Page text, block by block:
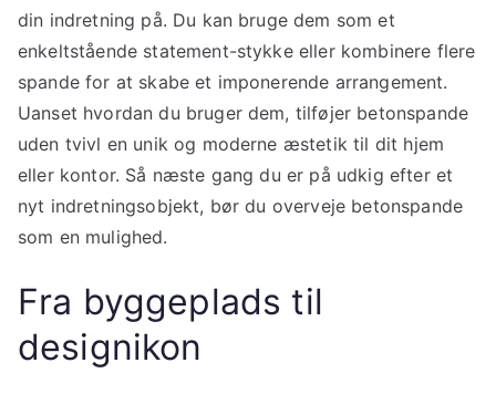
din indretning på. Du kan bruge dem som et
enkeltstående statement-stykke eller kombinere flere
spande for at skabe et imponerende arrangement.
Uanset hvordan du bruger dem, tilføjer betonspande
uden tvivl en unik og moderne æstetik til dit hjem
eller kontor. Så næste gang du er på udkig efter et
nyt indretningsobjekt, bør du overveje betonspande
som en mulighed.
Fra byggeplads til
designikon